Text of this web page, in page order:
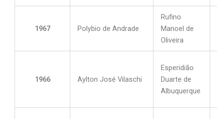
1967 Polybio de Andrade
Rufino
Manoel de
Oliveira
1966 Aylton José Vilaschi
Esperidião
Duarte de
Albuquerque